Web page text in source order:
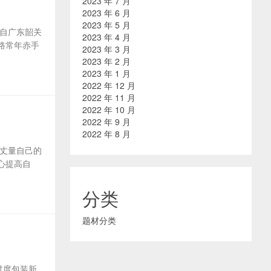
广东韶关
常年赤手
量自己的
提高自
度包装新
2023 年 6 月
2023 年 5 月
2023 年 4 月
2023 年 3 月
2023 年 2 月
2023 年 1 月
2022 年 12 月
2022 年 11 月
2022 年 10 月
2022 年 9 月
2022 年 8 月
分类
题材分类